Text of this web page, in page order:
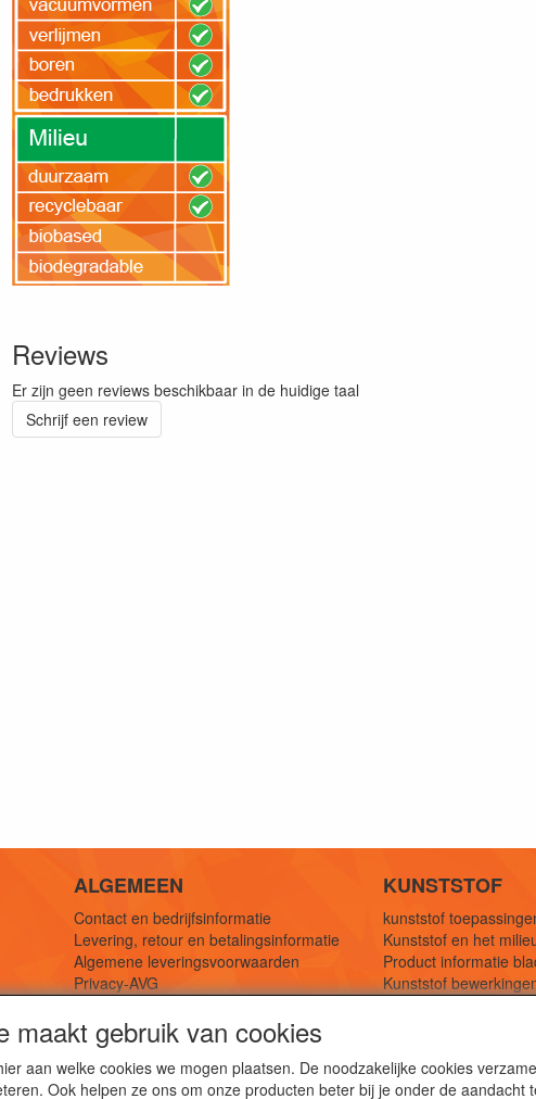
Reviews
Er zijn geen reviews beschikbaar in de huidige taal
Schrijf een review
ALGEMEEN
Contact en bedrijfsinformatie
Levering, retour en betalingsinformatie
Algemene leveringsvoorwaarden
Privacy-AVG
KUNSTSTOF
kunststof
Kunststof en het
Product informatie
Kunststof
maakt gebruik van cookies
aan welke cookies we mogen plaatsen. De noodzakelijke cookies
Ook helpen ze ons om onze producten beter bij je onder de